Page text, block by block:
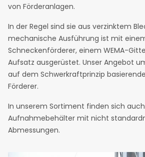
von Förderanlagen.
In der Regel sind sie aus verzinktem
mechanische Ausführung ist mit
Schneckenförderer, einem WEMA-
Aufsatz ausgerüstet. Unser Angebot
auf dem Schwerkraftprinzip
Förderer.
In unserem Sortiment finden sich
Aufnahmebehälter mit nicht
Abmessungen.